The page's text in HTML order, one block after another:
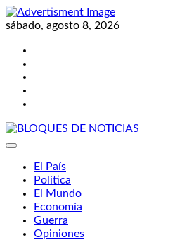
Skip
to
sábado, agosto 8, 2026
El País
Política
El Mundo
Economía
Guerra
Opiniones